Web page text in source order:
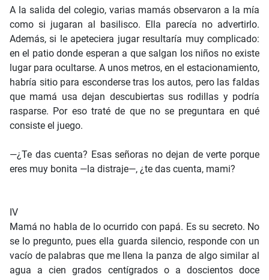
A la salida del colegio, varias mamás observaron a la mía
como si jugaran al basilisco. Ella parecía no advertirlo.
Además, si le apeteciera jugar resultaría muy complicado:
en el patio donde esperan a que salgan los niños no existe
lugar para ocultarse. A unos metros, en el estacionamiento,
habría sitio para esconderse tras los autos, pero las faldas
que mamá usa dejan descubiertas sus rodillas y podría
rasparse. Por eso traté de que no se preguntara en qué
consiste el juego.
—¿Te das cuenta? Esas señoras no dejan de verte porque
eres muy bonita —la distraje—, ¿te das cuenta, mami?
IV
Mamá no habla de lo ocurrido con papá. Es su secreto. No
se lo pregunto, pues ella guarda silencio, responde con un
vacío de palabras que me llena la panza de algo similar al
agua a cien grados centígrados o a doscientos doce